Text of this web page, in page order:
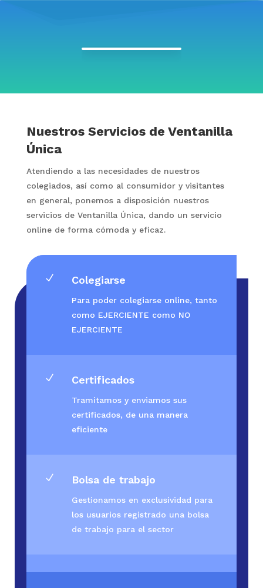
Nuestros Servicios de Ventanilla
Única
Atendiendo a las necesidades de nuestros
colegiados, así como al consumidor y visitantes
en general, ponemos a disposición nuestros
servicios de Ventanilla Única, dando un servicio
online de forma cómoda y eficaz.
N Colegiarse
Para poder colegiarse online, tanto
como EJERCIENTE como NO
EJERCIENTE
N Certificados
Tramitamos y enviamos sus
certificados, de una manera
eficiente
N Bolsa de trabajo
Gestionamos en exclusividad para
los usuarios registrado una bolsa
de trabajo para el sector